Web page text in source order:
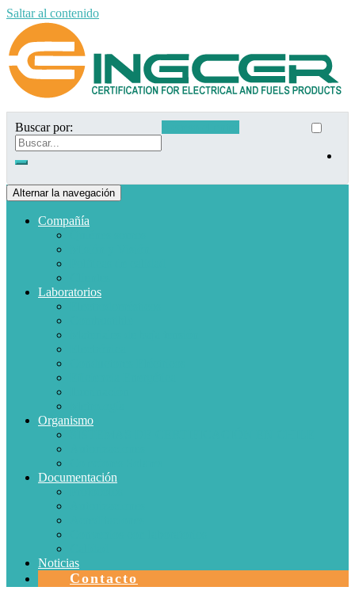
Saltar al contenido
Buscar por:
Alternar la navegación
Compañía
Laboratorios
Organismo
Documentación
Noticias
Contacto